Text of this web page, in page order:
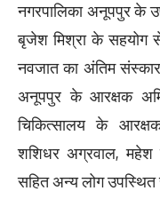
नगरपालिका अनूपपुर के
बृजेश मिश्रा के सहयोग
नवजात का अंतिम संस्कार
अनूपपुर के आरक्षक
चिकित्सालय के आरक्षक
शशिधर अग्रवाल, महेश
सहित अन्य लोग उपस्थित